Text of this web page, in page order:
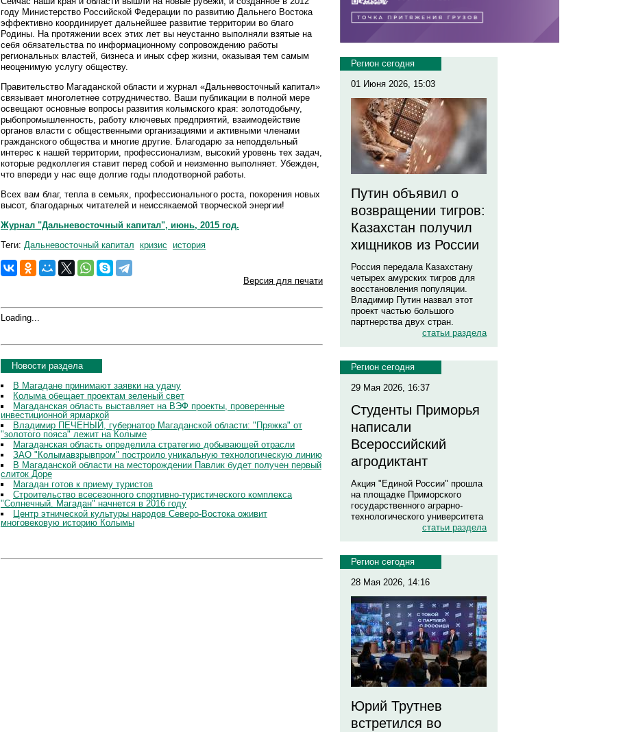
году Министерство Российской Федерации по развитию Дальнего Востока
эффективно координирует дальнейшее развитие территории во благо
Родины. На протяжении всех этих лет вы неустанно выполняли взятые на
себя обязательства по информационному сопровождению работы
региональных властей, бизнеса и иных сфер жизни, оказывая тем самым
неоценимую услугу обществу.
Правительство Магаданской области и журнал «Дальневосточный капитал»
связывает многолетнее сотрудничество. Ваши публикации в полной мере
освещают основные вопросы развития колымского края: золотодобычу,
рыбопромышленность, работу ключевых предприятий, взаимодействие
органов власти с общественными организациями и активными членами
гражданского общества и многие другие. Благодарю за неподдельный
интерес к нашей территории, профессионализм, высокий уровень тех задач,
которые редколлегия ставит перед собой и неизменно выполняет. Убежден,
что впереди у нас еще долгие годы плодотворной работы.
Всех вам благ, тепла в семьях, профессионального роста, покорения новых
высот, благодарных читателей и неиссякаемой творческой энергии!
Журнал "Дальневосточный капитал", июнь, 2015 год.
Теги: Дальневосточный капитал кризис история
Версия для печати
Loading...
Новости раздела
В Магадане принимают заявки на удачу
Колыма обещает проектам зеленый свет
Магаданская область выставляет на ВЭФ проекты, проверенные
инвестиционной ярмаркой
Владимир ПЕЧЕНЫЙ, губернатор Магаданской области: "Пряжка" от
"золотого пояса" лежит на Колыме
Магаданская область определила стратегию добывающей отрасли
ЗАО "Колымавзрывпром" построило уникальную технологическую линию
В Магаданской области на месторождении Павлик будет получен первый
слиток Доре
Магадан готов к приему туристов
Строительство всесезонного спортивно-туристического комплекса
"Солнечный. Магадан" начнется в 2016 году
Центр этнической культуры народов Северо-Востока оживит
многовековую историю Колымы
Регион сегодня
01 Июня 2026, 15:03
Путин объявил о
возвращении тигров:
Казахстан получил
хищников из России
Россия передала Казахстану
четырех амурских тигров для
восстановления популяции.
Владимир Путин назвал этот
проект частью большого
партнерства двух стран.
статьи раздела
Регион сегодня
29 Мая 2026, 16:37
Студенты Приморья
написали
Всероссийский
агродиктант
Акция "Единой России" прошла
на площадке Приморского
государственного аграрно-
технологического университета
статьи раздела
Регион сегодня
28 Мая 2026, 14:16
Юрий Трутнев
встретился во